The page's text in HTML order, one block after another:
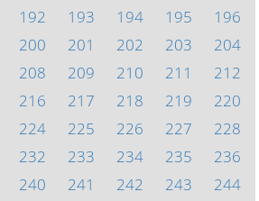
192 193 194 195
196
200 201 202 203
204
208 209 210 211
212
216 217 218 219
220
224 225 226 227
228
232 233 234 235
236
240 241 242 243
244